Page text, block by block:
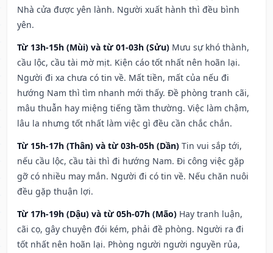
Nhà cửa được yên lành. Người xuất hành thì đều bình
yên.
Từ 13h-15h (Mùi) và từ 01-03h (Sửu) Mưu sự khó thành,
cầu lộc, cầu tài mờ mịt. Kiện cáo tốt nhất nên hoãn lại.
Người đi xa chưa có tin về. Mất tiền, mất của nếu đi
hướng Nam thì tìm nhanh mới thấy. Đề phòng tranh cãi,
mâu thuẫn hay miệng tiếng tầm thường. Việc làm chậm,
lâu la nhưng tốt nhất làm việc gì đều cần chắc chắn.
Từ 15h-17h (Thân) và từ 03h-05h (Dần) Tin vui sắp tới,
nếu cầu lộc, cầu tài thì đi hướng Nam. Đi công việc gặp
gỡ có nhiều may mắn. Người đi có tin về. Nếu chăn nuôi
đều gặp thuận lợi.
Từ 17h-19h (Dậu) và từ 05h-07h (Mão) Hay tranh luận,
cãi cọ, gây chuyện đói kém, phải đề phòng. Người ra đi
tốt nhất nên hoãn lại. Phòng người người nguyền rủa,